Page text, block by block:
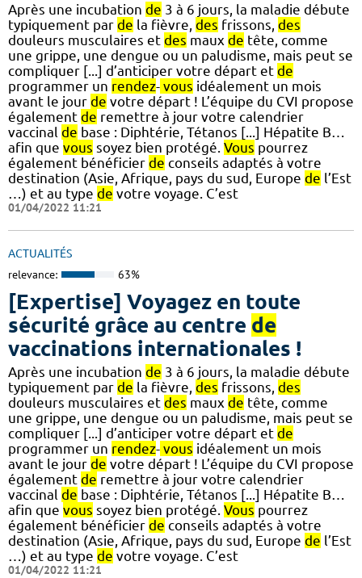
Après une incubation de 3 à 6 jours, la maladie débute
typiquement par de la fièvre, des frissons, des
douleurs musculaires et des maux de tête, comme
une grippe, une dengue ou un paludisme, mais peut se
compliquer [...] d’anticiper votre départ et de
programmer un rendez- vous idéalement un mois
avant le jour de votre départ ! L’équipe du CVI propose
également de remettre à jour votre calendrier
vaccinal de base : Diphtérie, Tétanos [...] Hépatite B…
afin que vous soyez bien protégé. Vous pourrez
également bénéficier de conseils adaptés à votre
destination (Asie, Afrique, pays du sud, Europe de l’Est
…) et au type de votre voyage. C’est
01/04/2022 11:21
ACTUALITÉS
relevance: 63%
[Expertise] Voyagez en toute
sécurité grâce au centre de
vaccinations internationales !
Après une incubation de 3 à 6 jours, la maladie débute
typiquement par de la fièvre, des frissons, des
douleurs musculaires et des maux de tête, comme
une grippe, une dengue ou un paludisme, mais peut se
compliquer [...] d’anticiper votre départ et de
programmer un rendez- vous idéalement un mois
avant le jour de votre départ ! L’équipe du CVI propose
également de remettre à jour votre calendrier
vaccinal de base : Diphtérie, Tétanos [...] Hépatite B…
afin que vous soyez bien protégé. Vous pourrez
également bénéficier de conseils adaptés à votre
destination (Asie, Afrique, pays du sud, Europe de l’Est
…) et au type de votre voyage. C’est
01/04/2022 11:21